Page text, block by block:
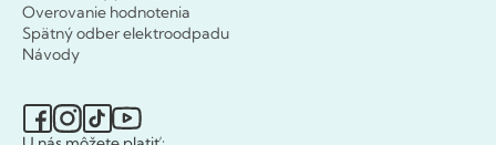
Overovanie hodnotenia
Spätný odber elektroodpadu
Návody